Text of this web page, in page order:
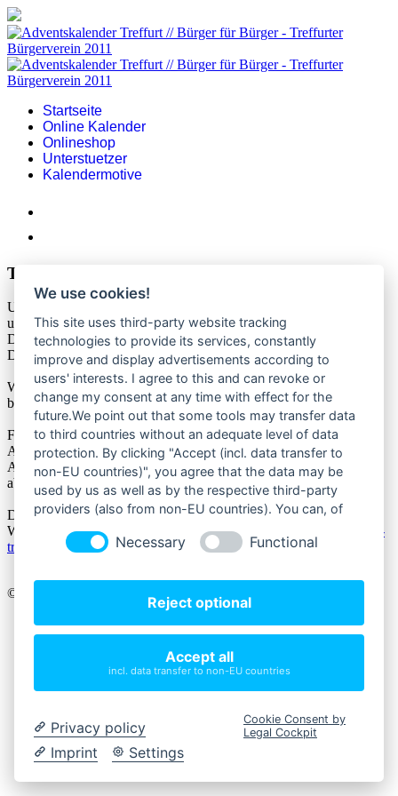
Startseite
Online Kalender
Onlineshop
Unterstuetzer
Kalendermotive
Teilnahmebedingungen
Um an unserem Gewinnspiel teilzunehmen können Sie in
unserem Onlineshop eine persönliche Gewinnnummer kaufen.
Diese Gewinnnumer wird Ihnen per email als Dowload (PDF-
Datei), nach Zahlungseingang, zugeschickt.
Wenn Sie im Bestellprozess auch die Gewinnfrage richtig
beantwortet haben nehmen Sie an der Verlosung teil.
Für die Tage vom 01.12.24 bis 24.12.24 werden die Gewinner per
Außlosung ermittelt und können täglich durch öffnen der online
Adventskalender Türchen (Hier gehts zum online Kalender)
abgerufen werden.
Der Rechtsweg ist ausgeschlossen!
Wenn Sie Fragen haben, schreiben Sie uns eine Mail an:
info@bfb-
treffurt.de
© 2026 Bürger für Bürger - Treffurter Bürgerverein.
Impressum
Datenschutz
Teilnahmebedingungen
Online Kalender
Onlineshop
Unterstuetzer
Kalendermotive
We use cookies!
This site uses third-party website tracking
technologies to provide its services, constantly
improve and display advertisements according to
users' interests. I agree to this and can revoke or
change my consent at any time with effect for the
future.We point out that some tools may transfer data
to third countries without an adequate level of data
protection. By clicking "Accept (incl. data transfer to
non-EU countries)", you agree that the data may be
used by us as well as by the respective third-party
providers (also from non-EU countries). You can, of
Necessary Functional
Reject optional
Accept all
incl. data transfer to non-EU countries
Privacy policy
Imprint
Settings
Cookie Consent by
Legal Cockpit